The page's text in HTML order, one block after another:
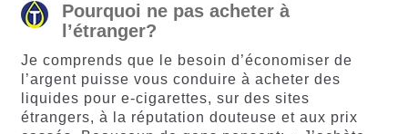
Pourquoi ne pas acheter à
l’étranger?
Je comprends que le besoin d’économiser de
l’argent puisse vous conduire à acheter des
liquides pour e-cigarettes, sur des sites
étrangers, à la réputation douteuse et aux prix